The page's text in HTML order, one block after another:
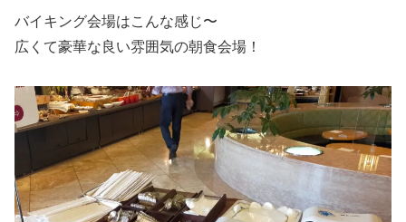
バイキング会場はこんな感じ〜
広くて豪華な良い雰囲気の朝食会場！